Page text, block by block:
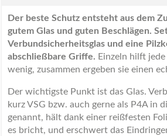
Der beste Schutz entsteht aus dem
gutem Glas und guten Beschlägen.
Verbundsicherheitsglas und eine
abschließbare Griffe. Einzeln hilft
wenig, zusammen ergeben sie einen
Der wichtigste Punkt ist das Glas.
kurz VSG bzw. auch gerne als P4A in
genannt, hält dank einer reißfesten
es bricht, und erschwert das